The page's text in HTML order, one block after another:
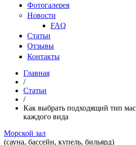
Фотогалерея
Новости
FAQ
Статьи
Отзывы
Контакты
Главная
/
Статьи
/
Как выбрать подходящий тип
каждого вида
Морской зал
(сауна, бассейн, купель, бильярд)